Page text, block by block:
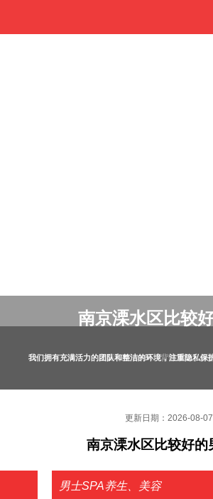
南京溧水区比较
主要有精油SPA、背部放松、舒
我们拥有‌充满活力的团队和整洁的环境，注重隐私保
更新日期：2026-08-
南京溧水区比较好的
男士SPA养生、美容